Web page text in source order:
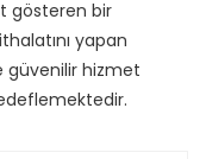
gösteren bir
yapan
güvenilir hizmet